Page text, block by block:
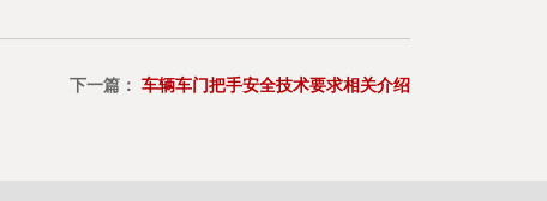
下一篇： 车辆车门把手安全技术要求相关介绍